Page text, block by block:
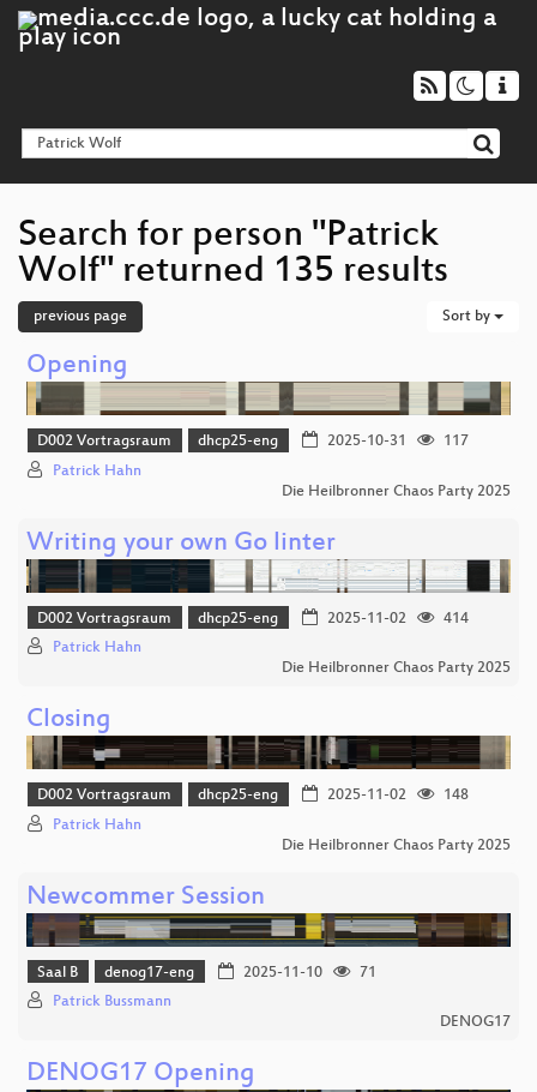
Search for person "Patrick
Wolf" returned 135 results
previous page Sort by
Opening
D002 Vortragsraum dhcp25-eng 2025-10-31
117
Patrick Hahn
Die Heilbronner Chaos Party 2025
Writing your own Go linter
D002 Vortragsraum dhcp25-eng 2025-11-02
414
Patrick Hahn
Die Heilbronner Chaos Party 2025
Closing
D002 Vortragsraum dhcp25-eng 2025-11-02
148
Patrick Hahn
Die Heilbronner Chaos Party 2025
Newcommer Session
Saal B denog17-eng 2025-11-10
71
Patrick Bussmann
DENOG17
DENOG17 Opening